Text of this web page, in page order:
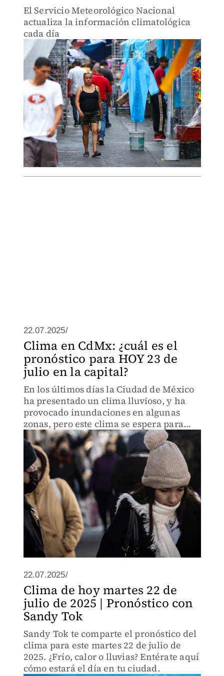
El Servicio Meteorológico Nacional
actualiza la información climatológica
cada día
22.07.2025/
Clima en CdMx: ¿cuál es el
pronóstico para HOY 23 de
julio en la capital?
En los últimos días la Ciudad de México
ha presentado un clima lluvioso, y ha
provocado inundaciones en algunas
zonas, pero este clima se espera para
este miércoles.
22.07.2025/
Clima de hoy martes 22 de
julio de 2025 | Pronóstico con
Sandy Tok
Sandy Tok te comparte el pronóstico del
clima para este martes 22 de julio de
2025. ¿Frío, calor o lluvias? Entérate aquí
cómo estará el día en tu ciudad.